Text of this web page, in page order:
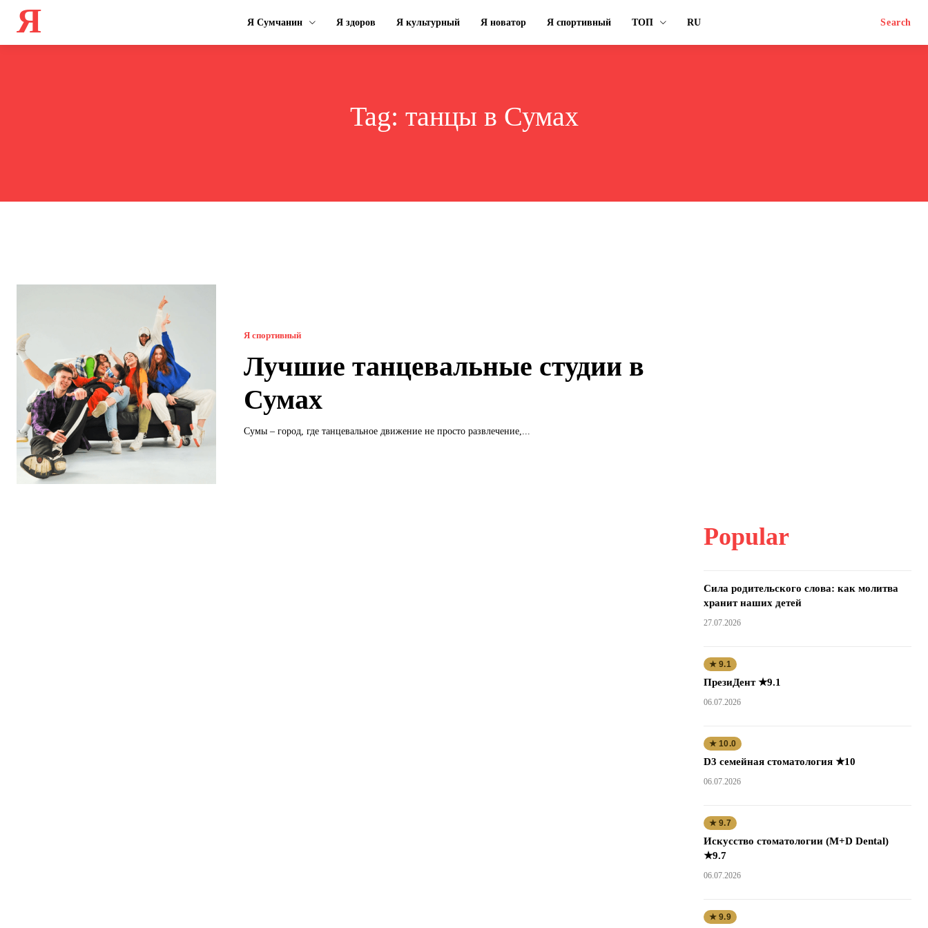
Я Я Сумчанин Я здоров Я культурный Я новатор Я спортивный ТОП RU Search
Tag: танцы в Сумах
Я спортивный
Лучшие танцевальные студии в
Сумах
Сумы – город, где танцевальное движение не просто развлечение,...
Popular
Сила родительского слова: как молитва
хранит наших детей
27.07.2026
★ 9.1
ПрезиДент ★9.1
06.07.2026
★ 10.0
D3 семейная стоматология ★10
06.07.2026
★ 9.7
Искусство стоматологии (M+D Dental)
★9.7
06.07.2026
★ 9.9